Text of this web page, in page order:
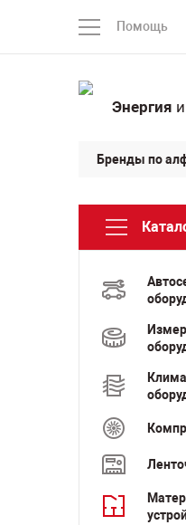
Помощь
Энергия
Бренды по